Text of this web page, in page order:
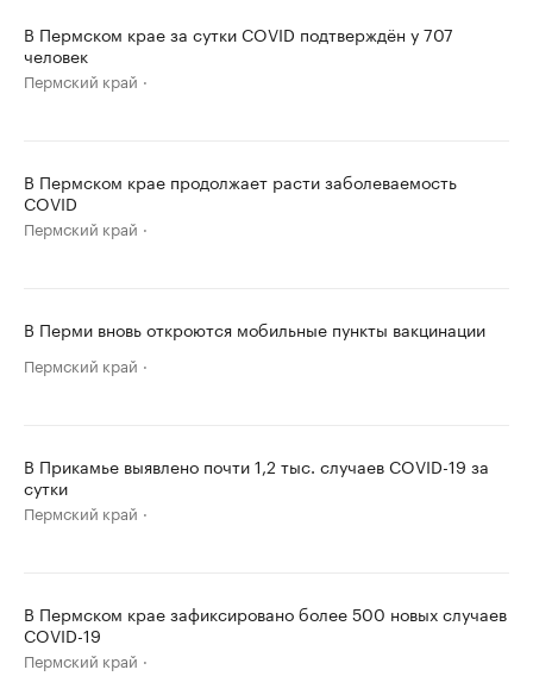
В Пермском крае за сутки COVID подтверждён у 707
человек
Пермский край
В Пермском крае продолжает расти заболеваемость
COVID
Пермский край
В Перми вновь откроются мобильные пункты вакцинации
Пермский край
В Прикамье выявлено почти 1,2 тыс. случаев COVID-19 за
сутки
Пермский край
В Пермском крае зафиксировано более 500 новых случаев
COVID-19
Пермский край